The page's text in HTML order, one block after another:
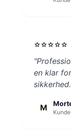
starstarstarstarstar
en klar
M